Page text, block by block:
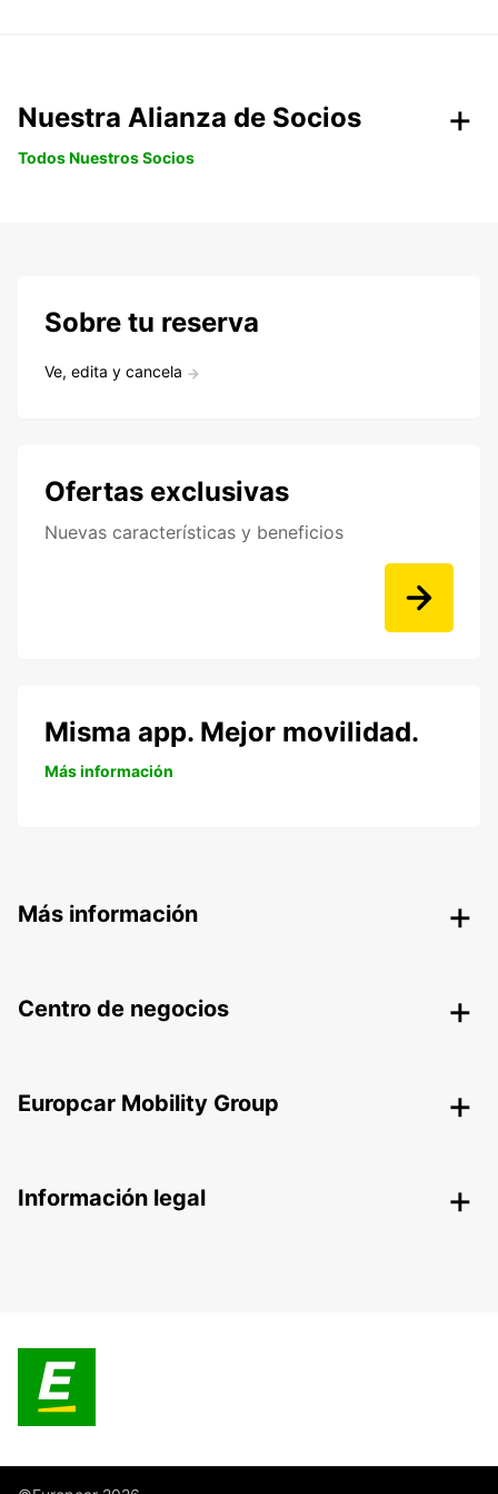
Nuestra Alianza de Socios
Todos Nuestros Socios
Sobre tu reserva
Ve, edita y cancela
Ofertas exclusivas
Nuevas características y beneficios
Misma app. Mejor movilidad.
Más información
Más información
Centro de negocios
Europcar Mobility Group
Información legal